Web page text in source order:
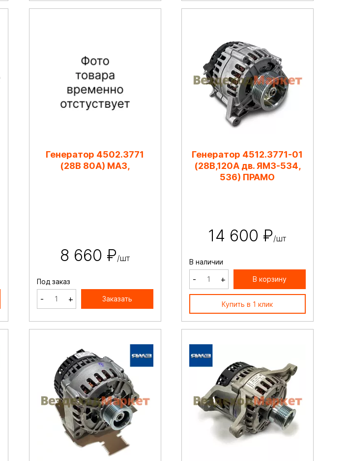
Генератор 4502.3771
(28В 80А) МАЗ,
8 660 ₽/шт
Под заказ
- + Заказать
Генератор 4512.3771-01
(28В,120А дв. ЯМЗ-534,
536) ПРАМО
14 600 ₽/шт
В наличии
- + В корзину
Купить в 1 клик